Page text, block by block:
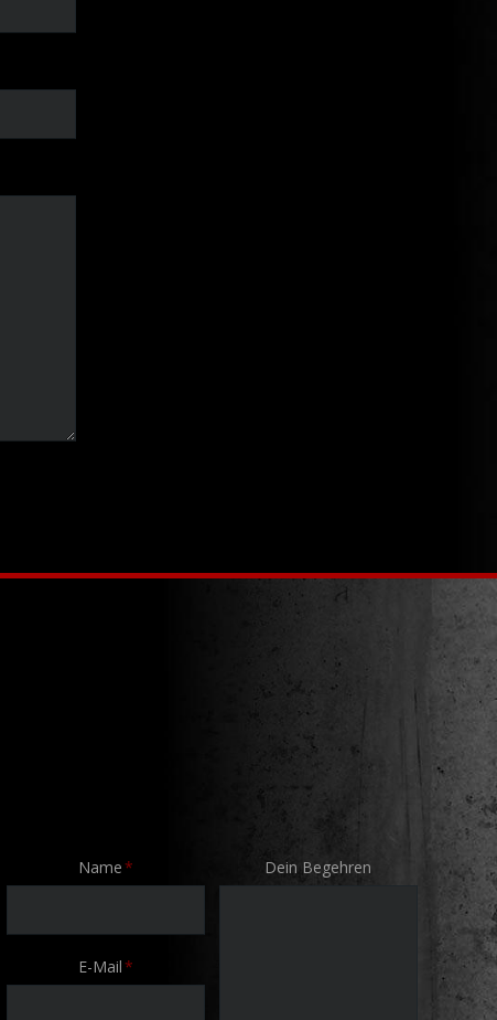
Pflichtfeld
Name*
Pflichtfeld
E-Mail*
Dein Begehren